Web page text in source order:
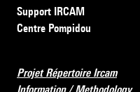
Support IRCAM
Centre Pompidou
Projet Répertoire Ircam